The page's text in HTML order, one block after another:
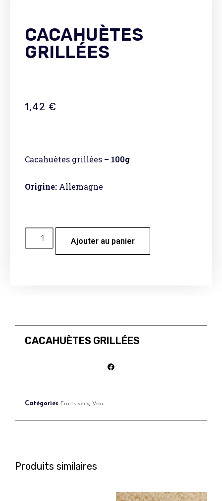
CACAHUÈTES
GRILLÉES
1,42 €
Cacahuètes grillées – 100g
Origine: Allemagne
Ajouter au panier
CACAHUÈTES GRILLÉES
Catégories Fruits secs, Vrac
Produits similaires